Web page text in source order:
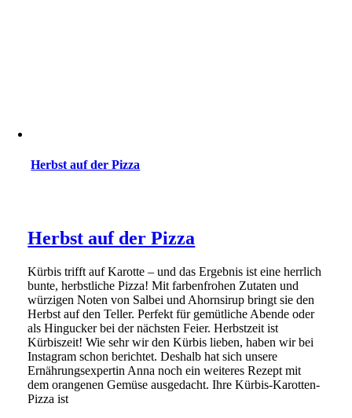
Herbst auf der Pizza
Herbst auf der Pizza
Kürbis trifft auf Karotte – und das Ergebnis ist eine herrlich
bunte, herbstliche Pizza! Mit farbenfrohen Zutaten und
würzigen Noten von Salbei und Ahornsirup bringt sie den
Herbst auf den Teller. Perfekt für gemütliche Abende oder
als Hingucker bei der nächsten Feier. Herbstzeit ist
Kürbiszeit! Wie sehr wir den Kürbis lieben, haben wir bei
Instagram schon berichtet. Deshalb hat sich unsere
Ernährungsexpertin Anna noch ein weiteres Rezept mit
dem orangenen Gemüse ausgedacht. Ihre Kürbis-Karotten-
Pizza ist